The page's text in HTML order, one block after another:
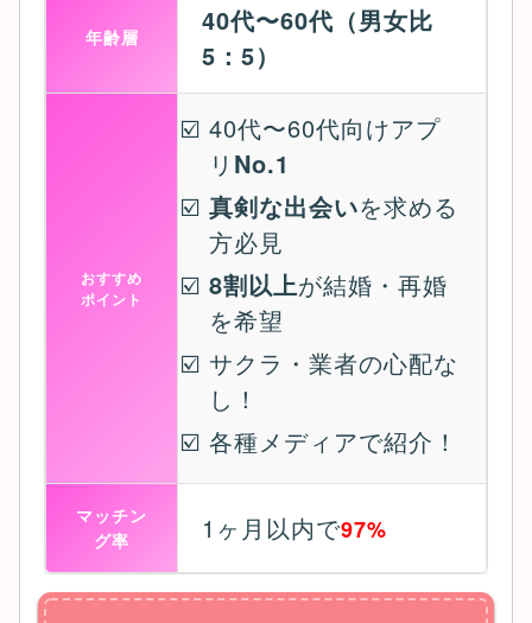
年齢層
40代〜60代（男女比
5：5）
おすすめ
ポイント
40代〜60代向けアプ
リ No.1
真剣な出会いを求める
方必見
8割以上が結婚・再婚
を希望
サクラ・業者の心配な
し！
各種メディアで紹介！
マッチン
グ率
1ヶ月以内で97%